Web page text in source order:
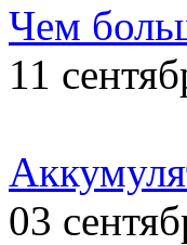
Чем
11
03